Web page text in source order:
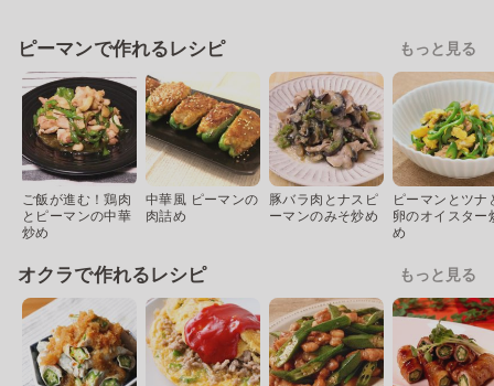
ピーマンで作れるレシピ もっと見る
ご飯が進む！鶏肉
とピーマンの中華
炒め
中華風 ピーマンの
肉詰め
豚バラ肉とナスピ
ーマンのみそ炒め
ピーマンとツナ
卵のオイスター
め
オクラで作れるレシピ もっと見る